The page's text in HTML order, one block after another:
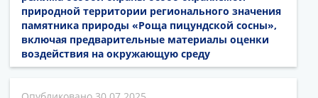
природной территории регионального значения
памятника природы «Роща пицундской сосны»,
включая предварительные материалы оценки
воздействия на окружающую среду